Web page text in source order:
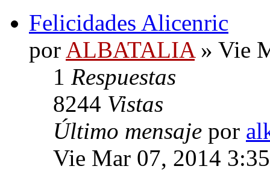
Felicidades Alicenric
por ALBATALIA» Vie
1 Respuestas
8244 Vistas
Último mensaje por
Vie Mar 07, 2014